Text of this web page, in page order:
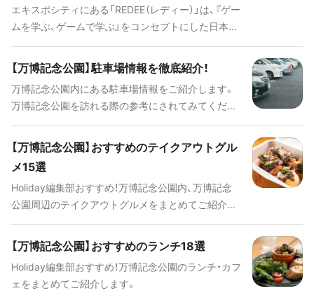
たします！
エキスポシティにある「REDEE（レディー）」は、『ゲー
ムを学ぶ、ゲームで学ぶ』をコンセプトにした日本最
るパソコン等を用いたゲーム競技やプログラミン
グ、VR体験やYouTube動画撮影など様々な科学知識
や技術に触れ、遊びながら学べます。
【万博記念公園】駐車場情報を徹底紹介！
万博記念公園内にある駐車場情報をご紹介します。
万博記念公園を訪れる際の参考にされてみてくださ
【万博記念公園】おすすめのテイクアウトグル
メ15選
Holiday編集部おすすめ！万博記念公園内、万博記念
公園周辺のテイクアウトグルメをまとめてご紹介し
【万博記念公園】おすすめのランチ18選
Holiday編集部おすすめ！万博記念公園のランチ・カフ
ェをまとめてご紹介します。